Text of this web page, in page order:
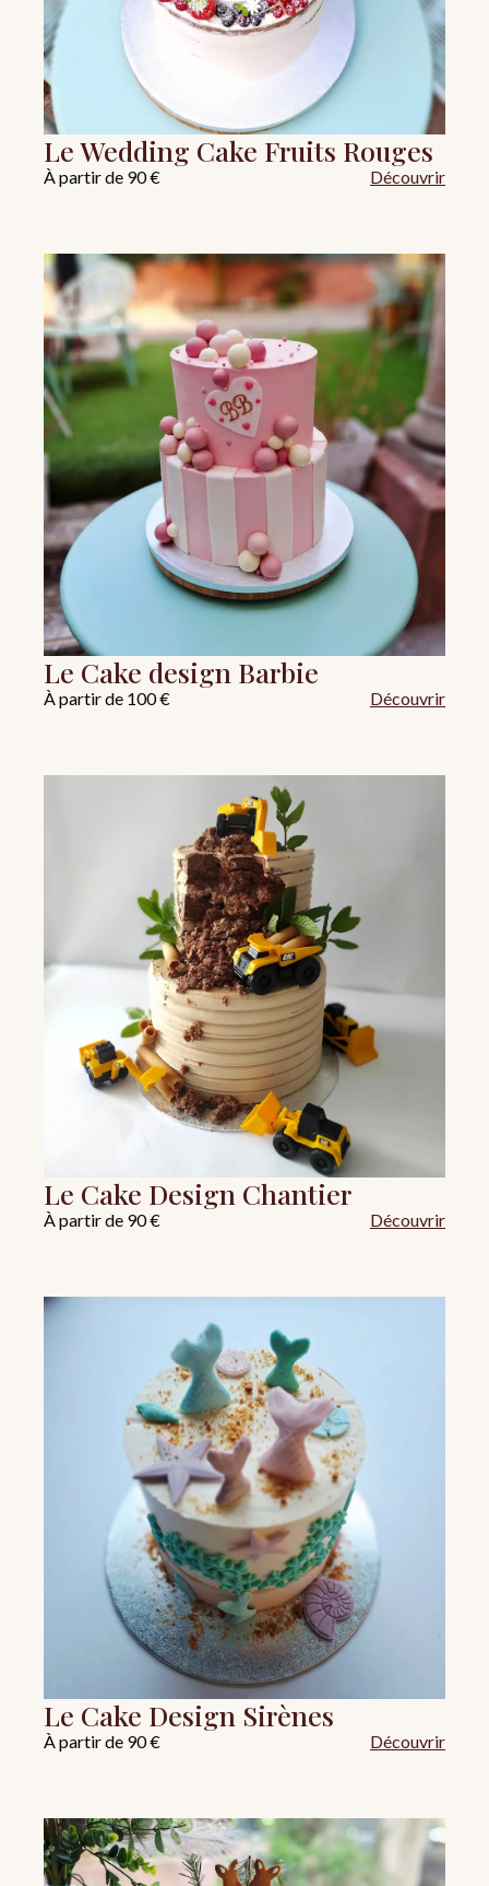
Le Wedding Cake Fruits Rouges
À partir de 90 € Découvrir
Le Cake design Barbie
À partir de 100 € Découvrir
Le Cake Design Chantier
À partir de 90 € Découvrir
Le Cake Design Sirènes
À partir de 90 € Découvrir